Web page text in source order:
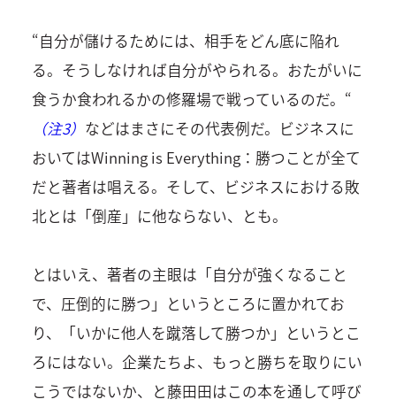
“自分が儲けるためには、相手をどん底に陥れ
る。そうしなければ自分がやられる。おたがいに
食うか食われるかの修羅場で戦っているのだ。“
（注3） などはまさにその代表例だ。ビジネスに
おいてはWinning is Everything：勝つことが全て
だと著者は唱える。そして、ビジネスにおける敗
北とは「倒産」に他ならない、とも。
とはいえ、著者の主眼は「自分が強くなること
で、圧倒的に勝つ」というところに置かれてお
り、「いかに他人を蹴落して勝つか」というとこ
ろにはない。企業たちよ、もっと勝ちを取りにい
こうではないか、と藤田田はこの本を通して呼び